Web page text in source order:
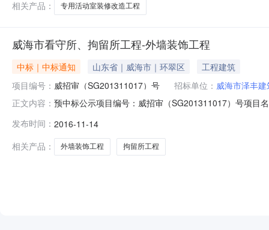
相关产品：
专用活动室装修改造工程
威海市看守所、拘留所工程-外墙装饰工程
中标｜中标通知 山东省｜威海市｜环翠区
工程建筑
项目编号： 威招审（SG201311017）号 招标单位： 威海市泽丰
正文内容： 预中标公示项目编号：威招审（SG201311017）号项目
装饰工程有限公司
发布时间： 2016-11-14
相关产品：
外墙装饰工程 拘留所工程